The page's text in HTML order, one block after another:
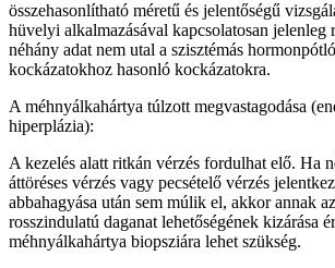
összehasonlítható méretű és jelentőségű
hüvelyi alkalmazásával kapcsolatosan jelenleg
néhány adat nem utal a szisztémás
kockázatokhoz hasonló kockázatokra.
A méhnyálkahártya túlzott megvastagodása
hiperplázia):
A kezelés alatt ritkán vérzés fordulhat elő. Ha
áttöréses vérzés vagy pecsételő vérzés
abbahagyása után sem múlik el, akkor annak
rosszindulatú daganat lehetőségének kizárása
méhnyálkahártya biopsziára lehet szükség.